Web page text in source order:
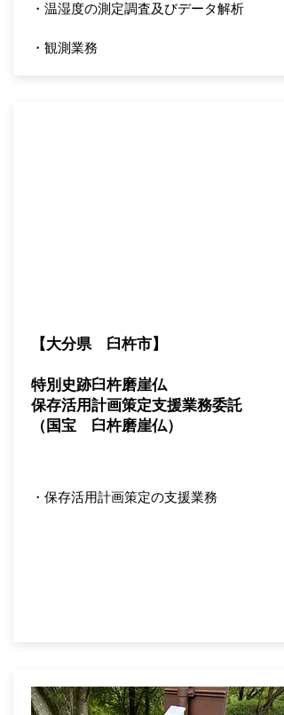
・温湿度の測定調査及びデータ解析
​・観測業務
【大分県 臼杵市】
​特別史跡臼杵磨崖仏
保存活用計画策定支援業務委託
（国宝 臼杵磨崖仏）
・保存活用計画策定の支援業務